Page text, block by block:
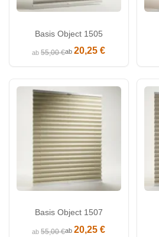
Basis Object 1505
ab55,00 €ab20,25 €
Basis Object 1507
ab55,00 €ab20,25 €